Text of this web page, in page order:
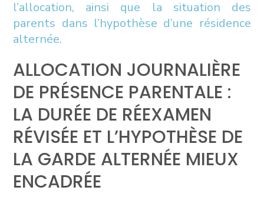
l’allocation, ainsi que la situation des
parents dans l’hypothèse d’une résidence
alternée.
ALLOCATION JOURNALIÈRE
DE PRÉSENCE PARENTALE :
LA DURÉE DE RÉEXAMEN
RÉVISÉE ET L’HYPOTHÈSE DE
LA GARDE ALTERNÉE MIEUX
ENCADRÉE